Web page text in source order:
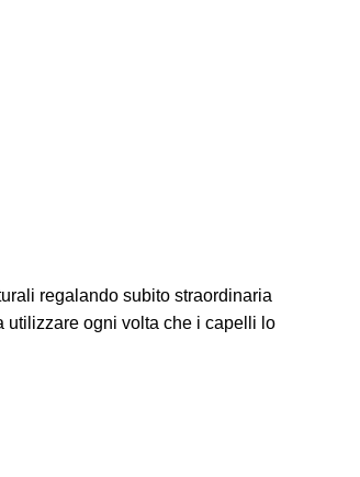
regalando subito straordinaria
utilizzare ogni volta che i capelli lo